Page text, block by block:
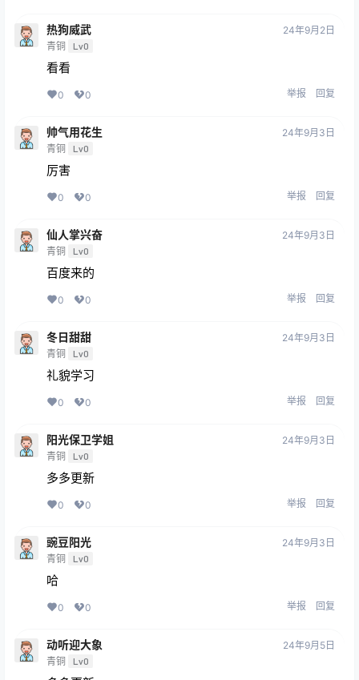
热狗威武
青铜 Lv0
24年9月2日
看看
0 0 举报 回复
帅气用花生
青铜 Lv0
24年9月3日
厉害
0 0 举报 回复
仙人掌兴奋
青铜 Lv0
24年9月3日
百度来的
0 0 举报 回复
冬日甜甜
青铜 Lv0
24年9月3日
礼貌学习
0 0 举报 回复
阳光保卫学姐
青铜 Lv0
24年9月3日
多多更新
0 0 举报 回复
豌豆阳光
青铜 Lv0
24年9月3日
哈
0 0 举报 回复
动听迎大象
青铜 Lv0
24年9月5日